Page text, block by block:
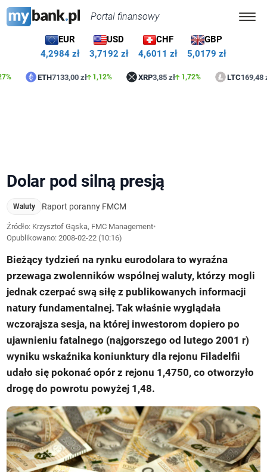
Portal finansowy
EUR
4,2984 zł
USD
3,7192 zł
CHF
4,6011 zł
GBP
5,0179 zł
ETH 7133,00 zł 1,12% XRP 3,85 zł 1,72% LTC 169,48 zł
Dolar pod silną presją
Waluty Raport poranny FMCM
Źródło: Krzysztof Gąska, FMC Management•
Opublikowano:2008-02-22 (10:16)
Bieżący tydzień na rynku eurodolara to wyraźna
przewaga zwolenników wspólnej waluty, którzy mogli
jednak czerpać swą siłę z publikowanych informacji
natury fundamentalnej. Tak właśnie wyglądała
wczorajsza sesja, na której inwestorom dopiero po
ujawnieniu fatalnego (najgorszego od lutego 2001 r)
wyniku wskaźnika koniunktury dla rejonu Filadelfii
udało się pokonać opór z rejonu 1,4750, co otworzyło
drogę do powrotu powyżej 1,48.